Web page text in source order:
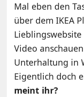
Mal eben den
über dem IKEA
Video
Unterhaltung in
Eigentlich doch
meint ihr?